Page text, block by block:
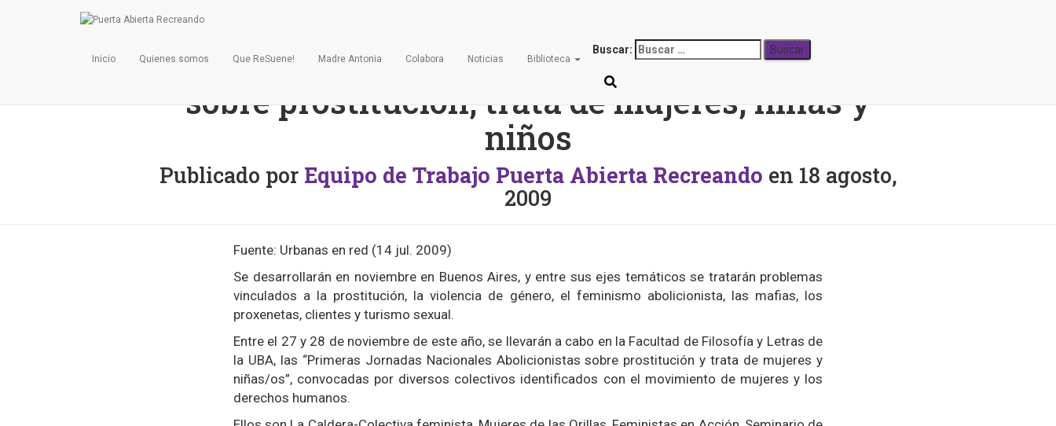
Inicio Quienes somos Que ReSuene! Madre Antonia Colabora Noticias Biblioteca
Buscar:
Primeras jornadas nacinonales abolicionistas
sobre prostitución, trata de mujeres, niñas y
niños
Publicado por Equipo de Trabajo Puerta Abierta Recreando en 18 agosto,
2009
Fuente: Urbanas en red (14 jul. 2009)
Se desarrollarán en noviembre en Buenos Aires, y entre sus ejes temáticos se tratarán problemas
vinculados a la prostitución, la violencia de género, el feminismo abolicionista, las mafias, los
proxenetas, clientes y turismo sexual.
Entre el 27 y 28 de noviembre de este año, se llevarán a cabo en la Facultad de Filosofía y Letras de
la UBA, las “Primeras Jornadas Nacionales Abolicionistas sobre prostitución y trata de mujeres y
niñas/os”, convocadas por diversos colectivos identificados con el movimiento de mujeres y los
derechos humanos.